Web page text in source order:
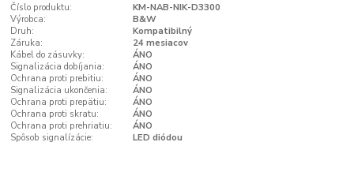
Číslo produktu:
KM-NAB-NIK-D3300
Výrobca:
B&W
Druh:
Kompatibilný
Záruka:
24 mesiacov
Kábel do zásuvky:
ÁNO
Signalizácia dobíjania:
ÁNO
Ochrana proti prebitiu:
ÁNO
Signalizácia ukončenia:
ÁNO
Ochrana proti prepätiu:
ÁNO
Ochrana proti skratu:
ÁNO
Ochrana proti prehriatiu:
ÁNO
Spôsob signalízácie:
LED diódou